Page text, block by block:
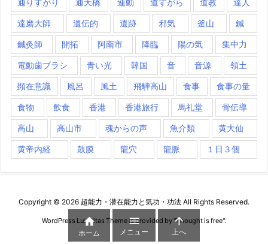
通りすがり 通天橋 連動 道すがら 道教 達人
達磨大師 遺伝的 遺跡 邪気 釜山 鍼
鍼灸師 開拓 阿南市 降臨 陽の気 集中力
電動歯ブラシ 青い光 韓国 音 音源 領土
顕在意識 風呂 風土 飛騨高山 食事 食事の量
食物 飲食 香港 香港旅行 馬礼堂 骨伝導
高山 高山市 魂からの声 魚介類 黄大仙
黄帝内経 鼓膜 龍穴 龍脈 １日３個
Copyright © 2026 超能力・潜在能力と気功・功法 All Rights Reserved.
WordPress Luxeritas Theme is provided by "Thought is free".

ホーム

メニュー

上へ